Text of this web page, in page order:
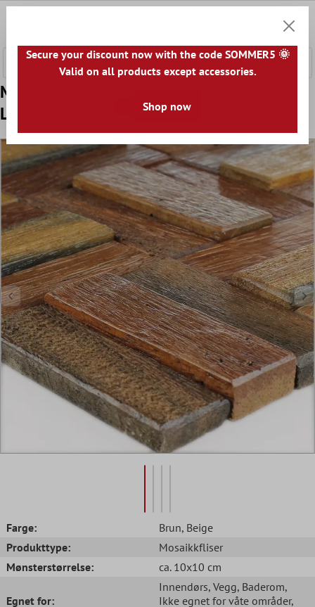
Mønster fra Tremosaikk Fliser Skipsplanker
Lakkert
Farge: Brun, Beige
Produkttype:
Mosaikkfliser
Mønsterstørrelse:
ca. 10x10 cm
Egnet for:
Innendørs, Vegg, Baderom,
Ikke egnet for våte områder,
Secure your discount now with the code SOMMER5 🌞
Valid on all products except accessories.
Shop now